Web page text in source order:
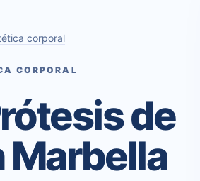
corporal
CORPORAL
de
Marbella